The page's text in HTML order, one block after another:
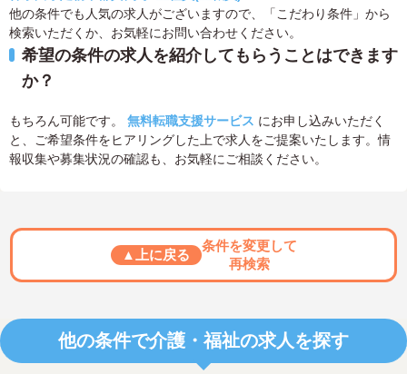
他の条件でも人気の求人がございますので、「こだわり条件」から
検索いただくか、お気軽にお問い合わせください。
希望の条件の求人を紹介してもらうことはできます
か？
もちろん可能です。 無料転職支援サービス にお申し込みいただく
と、ご希望条件をヒアリングした上で求人をご提案いたします。情
報収集や募集状況の確認も、お気軽にご相談ください。
▲上に戻る
条件を変更して
再検索
他の条件で介護・福祉の求人を探す